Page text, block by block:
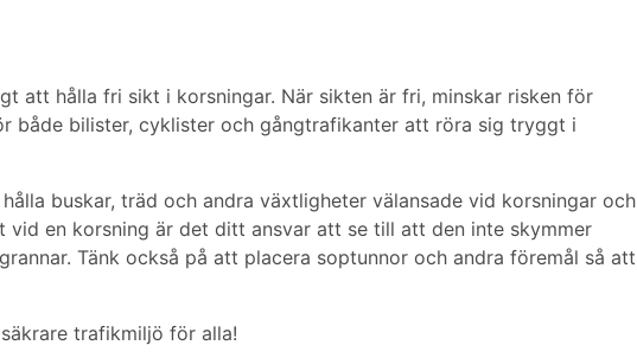
att hålla fri sikt i korsningar. När sikten är fri, minskar risken för
både bilister, cyklister och gångtrafikanter att röra sig tryggt i
buskar, träd och andra växtligheter välansade vid korsningar och
vid en korsning är det ditt ansvar att se till att den inte skymmer
Tänk också på att placera soptunnor och andra föremål så att
trafikmiljö för alla!